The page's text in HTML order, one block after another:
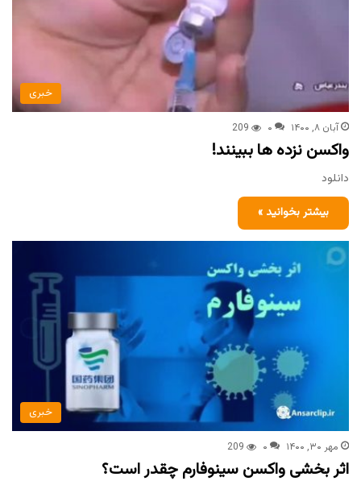
خبری
آبان ۸, ۱۴۰۰ ۰ 209
واکسن نزده ها ببینند!
دانلود
بیشتر بخوانید »
خبری
مهر ۳۰, ۱۴۰۰ ۰ 209
اثر بخشی واکسن سینوفارم چقدر است؟